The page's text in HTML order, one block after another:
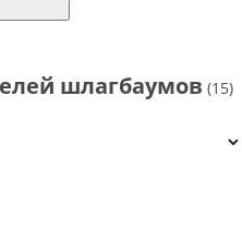
шлагбаумов (15)